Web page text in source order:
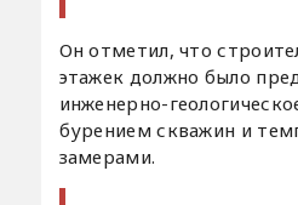
Он отметил, что
этажек должно было
инженерно-
бурением скважин и
замерами.